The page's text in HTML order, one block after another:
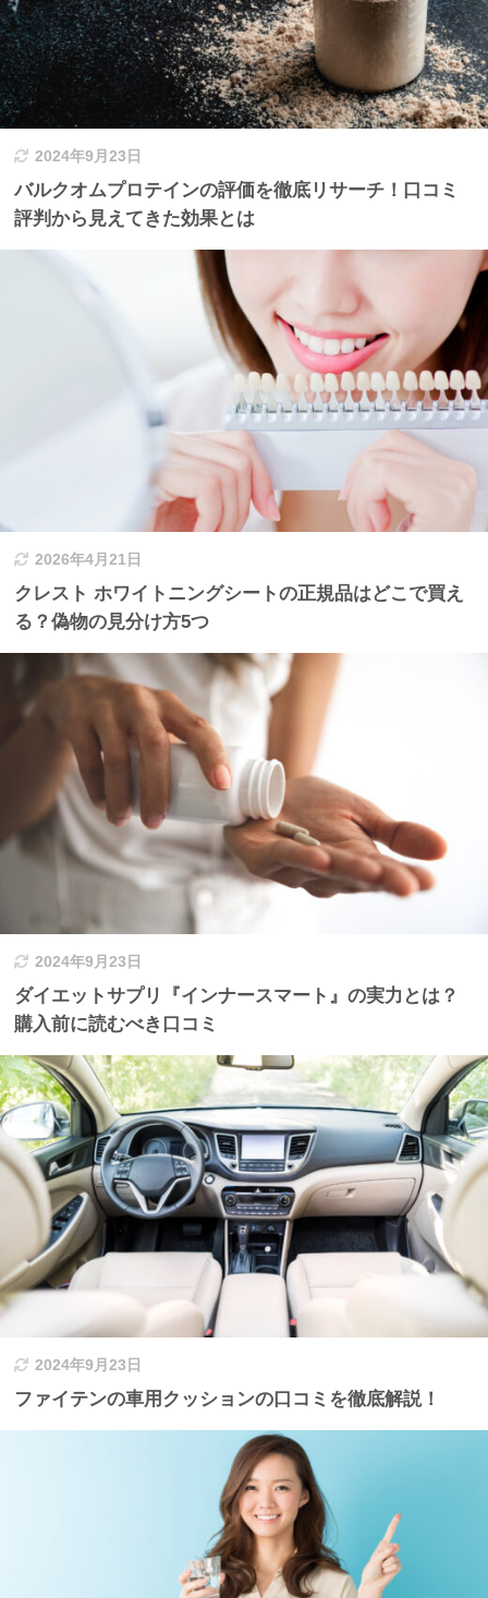
2024年9月23日
バルクオムプロテインの評価を徹底リサーチ！口コミ
評判から見えてきた効果とは
2026年4月21日
クレスト ホワイトニングシートの正規品はどこで買え
る？偽物の見分け方5つ
2024年9月23日
ダイエットサプリ『インナースマート』の実力とは？
購入前に読むべき口コミ
2024年9月23日
ファイテンの車用クッションの口コミを徹底解説！